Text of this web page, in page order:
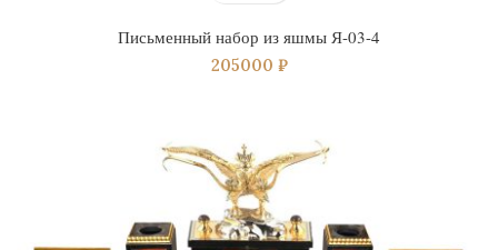
Письменный набор из яшмы Я-03-4
205000 ₽